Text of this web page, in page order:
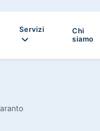
Servizi
Chi
siamo